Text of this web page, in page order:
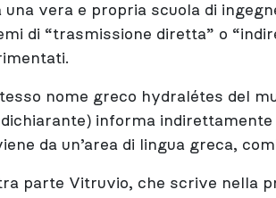
una vera e propria scuola di
di “trasmissione diretta” o
nome greco hydralétes del
informa
da un’area di lingua greca,
parte Vitruvio, che scrive nella